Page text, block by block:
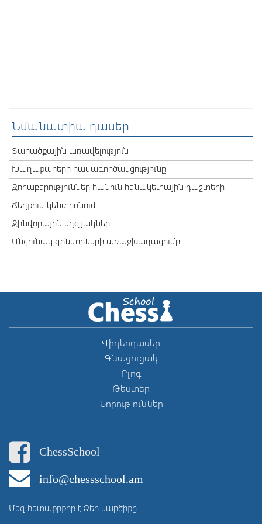
Նմանատիպ դասեր
Տարածքային առավելություն
Խաղաքարերի համագործակցությունը
Զոհաբերություններ հանուն հենակետային դաշտերի
Ճեղքում կենտրոնում
Զինվորային կղզյակներ
Անցունակ զինվորների առաջխաղացումը
Վիդեոդասեր
Գնացուցակ
Բլոգ
Թեստեր
Նորություններ
ChessSchool
info@chessschool.am
Մեզ հետաքրքիր է Ձեր կարծիքը